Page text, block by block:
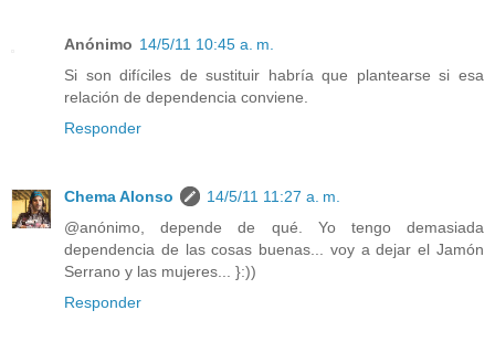
Anónimo 14/5/11 10:45 a. m.
Si son difíciles de sustituir habría que plantearse si esa
relación de dependencia conviene.
Responder
Chema Alonso
14/5/11 11:27 a. m.
@anónimo, depende de qué. Yo tengo demasiada
dependencia de las cosas buenas... voy a dejar el Jamón
Serrano y las mujeres... }:))
Responder